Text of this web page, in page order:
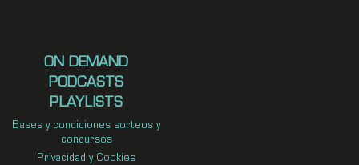
ON DEMAND
PODCASTS
PLAYLISTS
Bases y condiciones sorteos y
concursos
Privacidad y Cookies